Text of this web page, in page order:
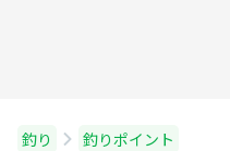
釣り 釣りポイント